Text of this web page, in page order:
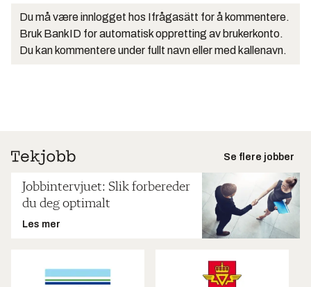
Du må være innlogget hos Ifrågasätt for å kommentere.
Bruk BankID for automatisk oppretting av brukerkonto.
Du kan kommentere under fullt navn eller med kallenavn.
Se flere jobber
Jobbintervjuet: Slik forbereder
du deg optimalt
Les mer